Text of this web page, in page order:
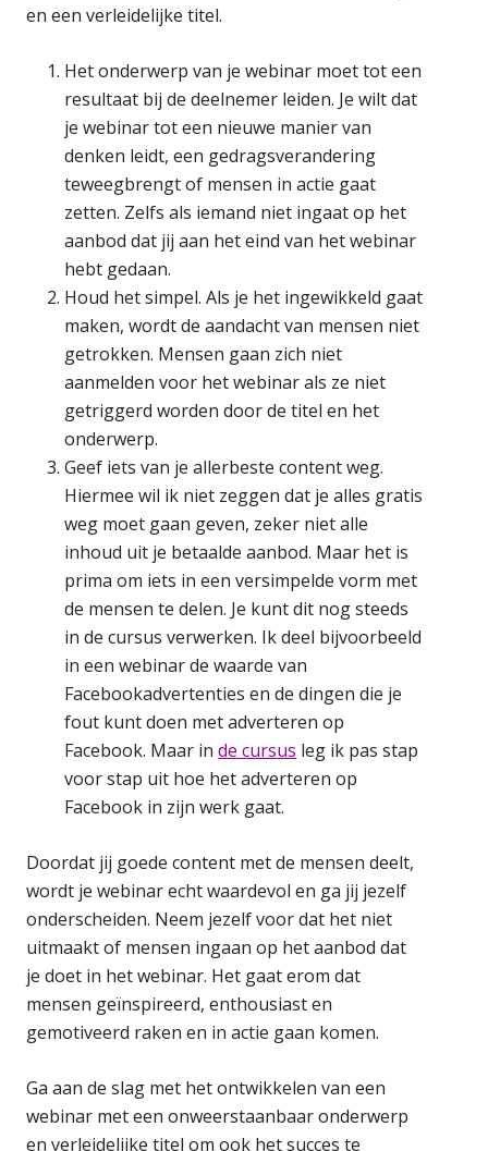
en een verleidelijke titel.
Het onderwerp van je webinar moet tot een
resultaat bij de deelnemer leiden. Je wilt dat
je webinar tot een nieuwe manier van
denken leidt, een gedragsverandering
teweegbrengt of mensen in actie gaat
zetten. Zelfs als iemand niet ingaat op het
aanbod dat jij aan het eind van het webinar
hebt gedaan.
Houd het simpel. Als je het ingewikkeld gaat
maken, wordt de aandacht van mensen niet
getrokken. Mensen gaan zich niet
aanmelden voor het webinar als ze niet
getriggerd worden door de titel en het
onderwerp.
Geef iets van je allerbeste content weg.
Hiermee wil ik niet zeggen dat je alles gratis
weg moet gaan geven, zeker niet alle
inhoud uit je betaalde aanbod. Maar het is
prima om iets in een versimpelde vorm met
de mensen te delen. Je kunt dit nog steeds
in de cursus verwerken. Ik deel bijvoorbeeld
in een webinar de waarde van
Facebookadvertenties en de dingen die je
fout kunt doen met adverteren op
Facebook. Maar inde cursus leg ik pas stap
voor stap uit hoe het adverteren op
Facebook in zijn werk gaat.
Doordat jij goede content met de mensen deelt,
wordt je webinar echt waardevol en ga jij jezelf
onderscheiden. Neem jezelf voor dat het niet
uitmaakt of mensen ingaan op het aanbod dat
je doet in het webinar. Het gaat erom dat
mensen geïnspireerd, enthousiast en
gemotiveerd raken en in actie gaan komen.
Ga aan de slag met het ontwikkelen van een
webinar met een onweerstaanbaar onderwerp
en verleidelijke titel om ook het succes te